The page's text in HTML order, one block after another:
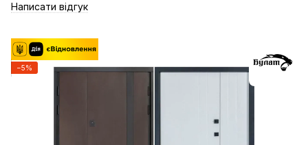
Написати відгук
−5%